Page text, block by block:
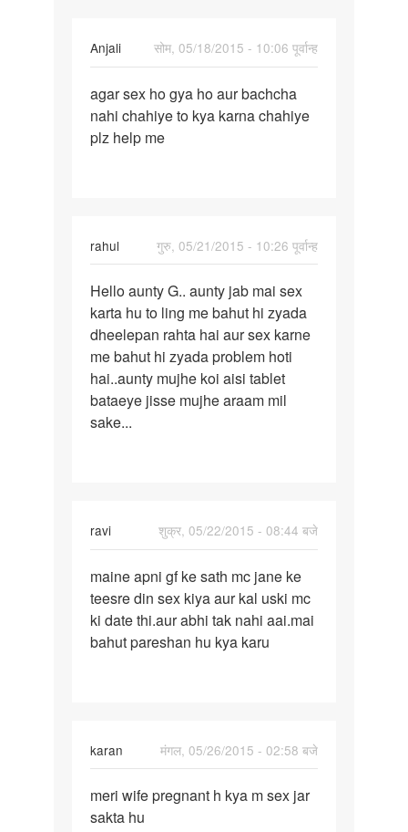
kya
Anjali
सोम, 05/18/2015 - 10:06 पूर्वान्ह
agar
sex
ho
agar sex ho gya ho aur bachcha
nahi chahiye to kya karna chahiye
plz help me
rahul
गुरु, 05/21/2015 - 10:26 पूर्वान्ह
Hello
aunty
G..
Hello aunty G.. aunty jab mai sex
karta hu to ling me bahut hi zyada
dheelepan rahta hai aur sex karne
me bahut hi zyada problem hoti
hai..aunty mujhe koi aisi tablet
bataeye jisse mujhe araam mil
sake...
ravi
शुक्र, 05/22/2015 - 08:44 बजे
maine
apni
gf
ke
maine apni gf ke sath mc jane ke
teesre din sex kiya aur kal uski mc
ki date thi.aur abhi tak nahi aai.mai
bahut pareshan hu kya karu
karan
मंगल, 05/26/2015 - 02:58 बजे
meri
wife
meri wife pregnant h kya m sex jar
sakta hu